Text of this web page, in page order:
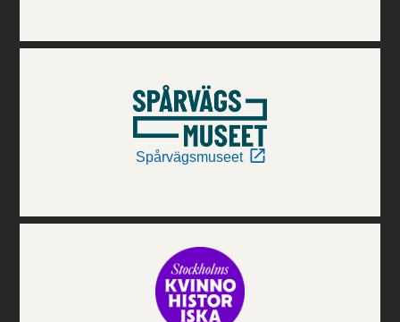
Spårvägsmuseet